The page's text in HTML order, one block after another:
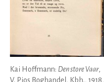
Kai Hoffmann: Den store Vaar,
V. Pios Boghandel, Kbh., 1918,